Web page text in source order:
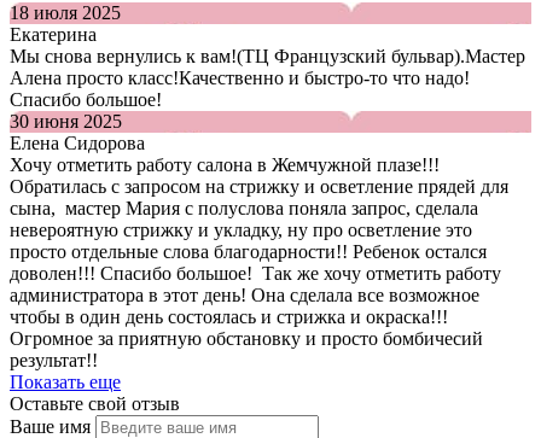
18 июля 2025
Екатерина
Мы снова вернулись к вам!(ТЦ Французский бульвар).Мастер
Алена просто класс!Качественно и быстро-то что надо!
Спасибо большое!
30 июня 2025
Елена Сидорова
Хочу отметить работу салона в Жемчужной плазе!!!
Обратилась с запросом на стрижку и осветление прядей для
сына, мастер Мария с полуслова поняла запрос, сделала
невероятную стрижку и укладку, ну про осветление это
просто отдельные слова благодарности!! Ребенок остался
доволен!!! Спасибо большое! Так же хочу отметить работу
администратора в этот день! Она сделала все возможное
чтобы в один день состоялась и стрижка и окраска!!!
Огромное за приятную обстановку и просто бомбичесий
результат!!
Показать еще
Оставьте свой отзыв
Ваше имя